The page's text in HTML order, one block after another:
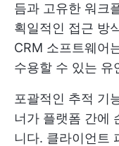
듬과 고유한 워크
획일적인 접근 방
CRM 소프트웨어
수용할 수 있는 유
포괄적인 추적 기
너가 플랫폼 간에
니다. 클라이언트